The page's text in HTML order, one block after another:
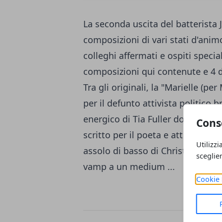
Cookie
La seconda uscita del batterista
composizioni di vari stati
colleghi affermati e ospiti
composizioni qui contenute e 4
Tra gli originali, la "Marielle
per il defunto attivista politico
energico di Tia Fuller dopo un
scritto per il poeta e attivista
assolo di basso di Christian
vamp a un medium ...